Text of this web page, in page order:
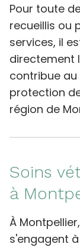
Pour toute
recueillis ou
services, il
directement
contribue
protection
région de
Soins
à
À
s'engagent